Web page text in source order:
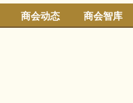
商会动态
商会智库